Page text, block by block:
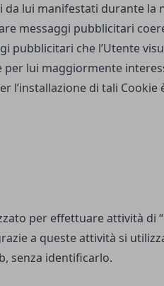
da lui manifestati durante la
messaggi pubblicitari
pubblicitari che l’Utente
per lui maggiormente
l’installazione di tali Cookie
per effettuare attività di
a queste attività si
senza identificarlo.